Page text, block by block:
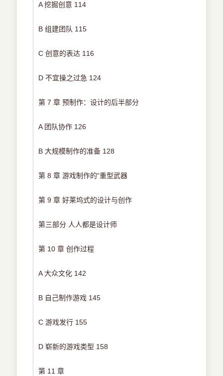
A 挖掘创意 114
B 组建团队 115
C 创意的表达 116
D 不宜操之过急 124
第 7 章 预制作：设计的后半部分
A 团队协作 126
B 大规模制作的准备 128
第 8 章 游戏制作的“重型武器
第 9 章 好莱坞式的设计与创作
第三部分 人人都是设计师
第 10 章 创作过程
A 大众文化 142
B 自己制作游戏 145
C 游戏发行 155
D 崭新的游戏类型 158
第 11 章